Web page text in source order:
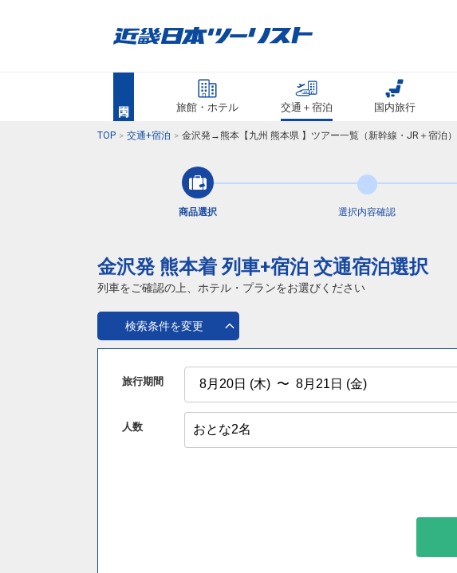
旅館・ホテル 交通＋宿泊 国内旅行
TOP 交通+宿泊 金沢発→熊本【九州 熊本県 】ツアー一覧（新幹線・JR＋宿泊）
商品選択 選択内容確認
金沢発 熊本着 列車+宿泊 交通宿泊選択
列車をご確認の上、ホテル・プランをお選びください
検索条件を変更
旅行期間
人数